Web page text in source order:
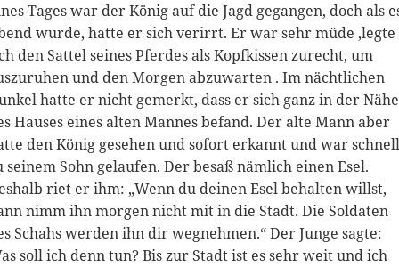
Tages war der König auf die Jagd gegangen, doch als
wurde, hatte er sich verirrt. Er war sehr müde ,legte
den Sattel seines Pferdes als Kopfkissen zurecht, um
und den Morgen abzuwarten . Im nächtlichen
hatte er nicht gemerkt, dass er sich ganz in der Nähe
Hauses eines alten Mannes befand. Der alte Mann aber
den König gesehen und sofort erkannt und war schnell
seinem Sohn gelaufen. Der besaß nämlich einen Esel.
riet er ihm: „Wenn du deinen Esel behalten willst,
nimm ihn morgen nicht mit in die Stadt. Die Soldaten
Schahs werden ihn dir wegnehmen.“ Der Junge sagte:
soll ich denn tun? Bis zur Stadt ist es sehr weit und ich